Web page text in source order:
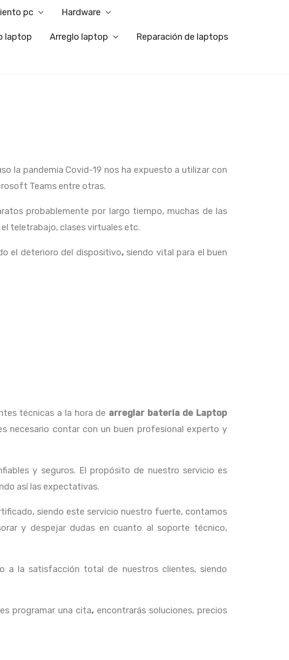
pc Hardware
laptop Arreglo laptop Reparación de laptops
la pandemia Covid-19 nos ha expuesto a utilizar con
Teams entre otras.
probablemente por largo tiempo, muchas de las
teletrabajo, clases virtuales etc.
el deterioro del dispositivo, siendo vital para el buen
técnicas a la hora de arreglar bateria de Laptop
necesario contar con un buen profesional experto y
y seguros. El propósito de nuestro servicio es
así las expectativas.
siendo este servicio nuestro fuerte, contamos
y despejar dudas en cuanto al soporte técnico,
a la satisfacción total de nuestros clientes, siendo
programar una cita, encontrarás soluciones, precios